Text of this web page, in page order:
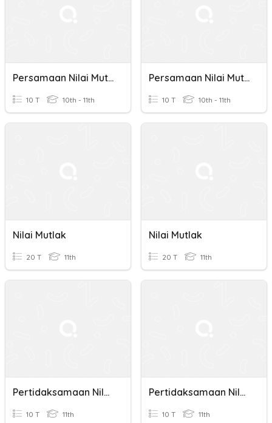
Persamaan Nilai Mutlak
10 T 10th - 11th
Persamaan Nilai Mutlak
10 T 10th - 11th
Nilai Mutlak
20 T 11th
Nilai Mutlak
20 T 11th
Pertidaksamaan Nilai Mutlak
10 T 11th
Pertidaksamaan Nilai Mutlak
10 T 11th